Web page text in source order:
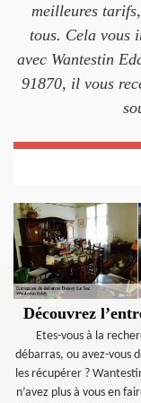
meilleures
tous. Cela vous
avec Wantestin
91870, il vous
Découvrez
Etes-vous à la
débarras, ou avez-vous
les récupérer ?
n’avez plus à vous en